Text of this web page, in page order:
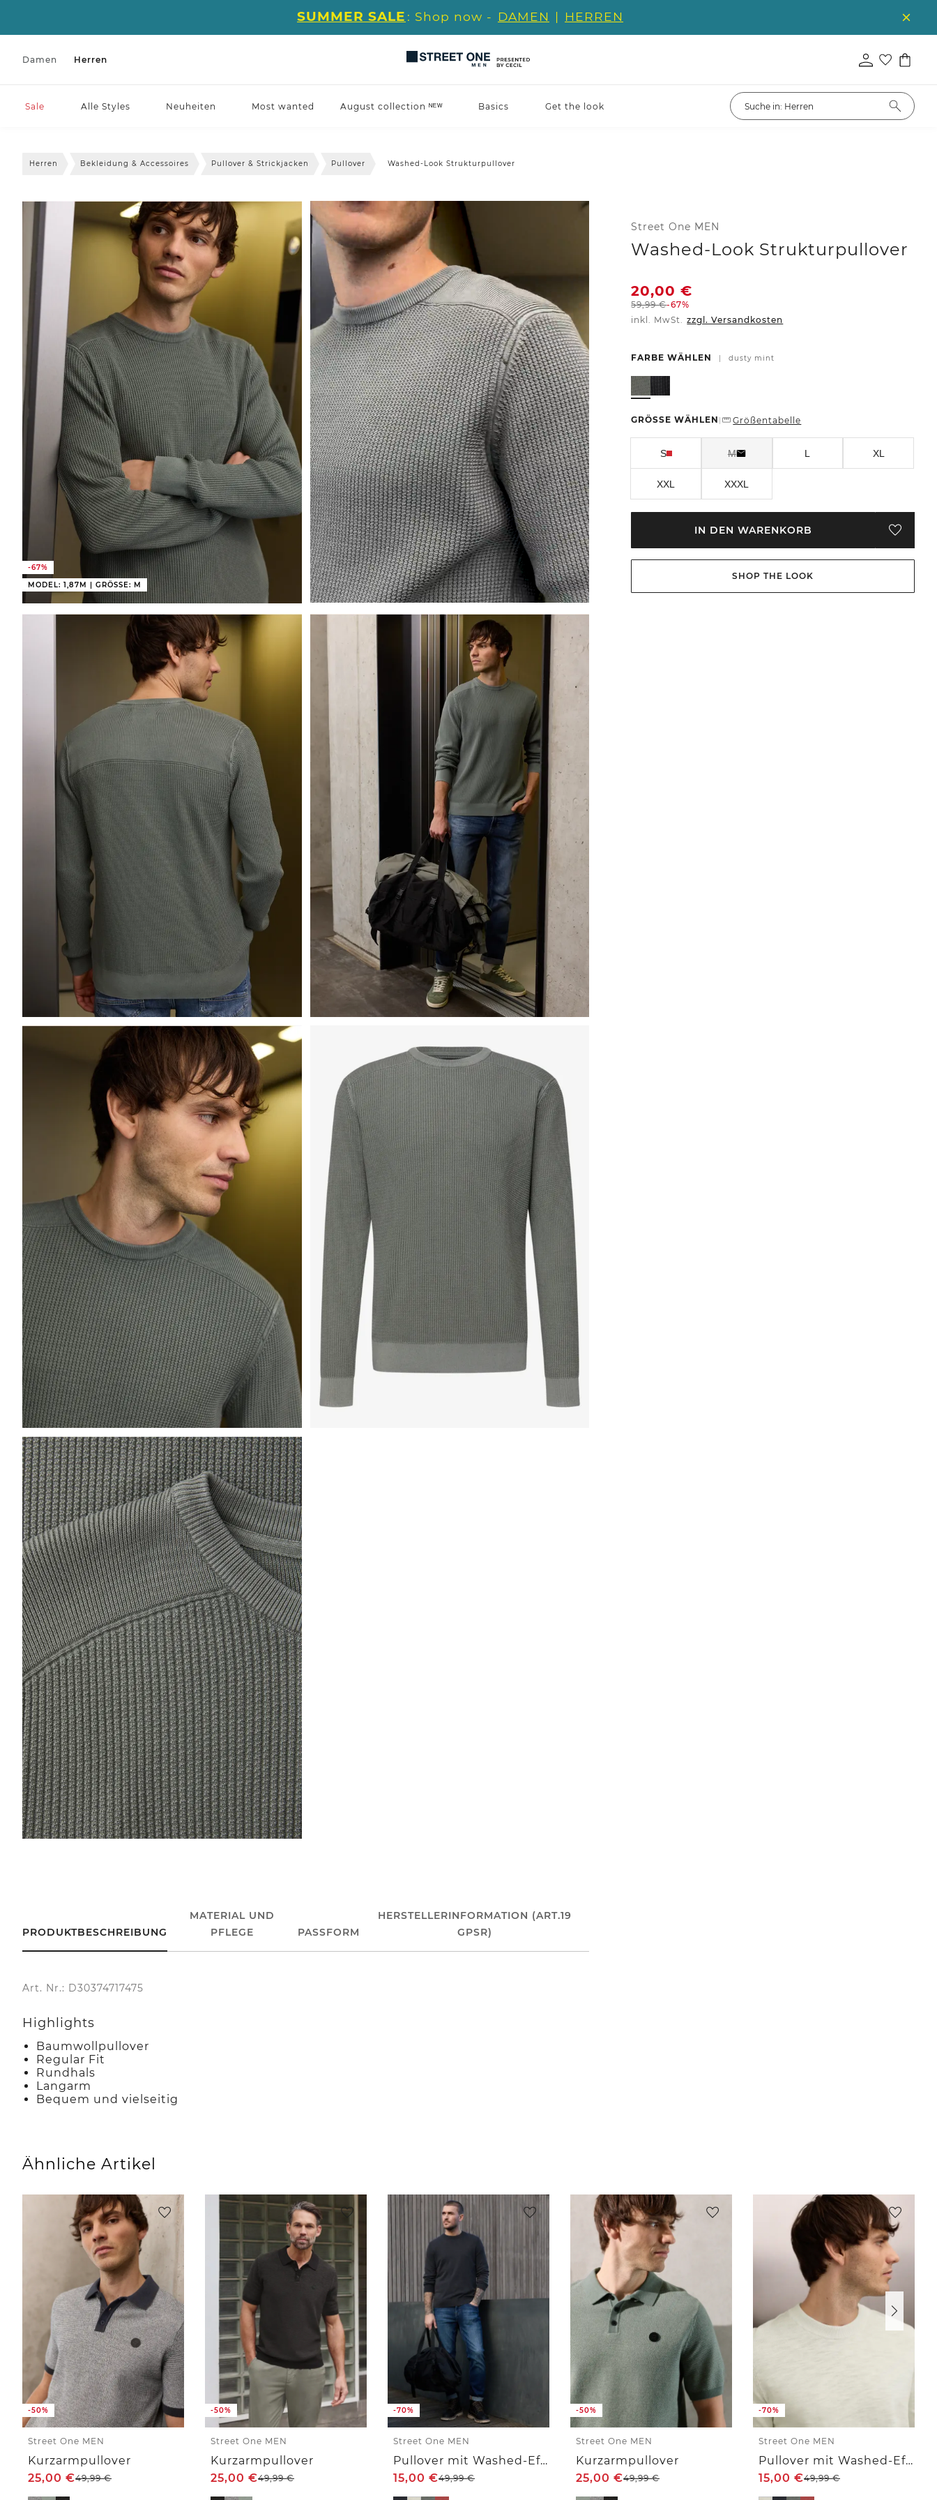
SUMMER SALE : Shop now - DAMEN | HERREN
Damen Herren
Sale Alle Styles Neuheiten Most wanted August collection ᴺᴱᵂ Basics Get the look
Herren Bekleidung & Accessoires Pullover & Strickjacken Pullover Washed-Look Strukturpullover
-67%
MODEL: 1,87M | GRÖSSE: M
Street One MEN
Washed-Look Strukturpullover
20,00€
59,99€-67%
inkl. MwSt. zzgl. Versandkosten
FARBE WÄHLEN | dusty mint
GRÖSSE WÄHLEN | Größentabelle
S M L XL
XXL XXXL
IN DEN WARENKORB
SHOP THE LOOK
PRODUKTBESCHREIBUNG
MATERIAL UND
PFLEGE
PASSFORM
HERSTELLERINFORMATION (ART.19
GPSR)
Art. Nr.: D30374717475
Highlights
Baumwollpullover
Regular Fit
Rundhals
Langarm
Bequem und vielseitig
Ähnliche Artikel
-50%
Street One MEN
Kurzarmpullover
25,00 €49,99€
-50%
Street One MEN
Kurzarmpullover
25,00 €49,99€
-70%
Street One MEN
Pullover mit Washed-Effekt
15,00 €49,99€
-50%
Street One MEN
Kurzarmpullover
25,00 €49,99€
-70%
Street One MEN
Pullover mit Washed-Effekt
15,00 €49,99€